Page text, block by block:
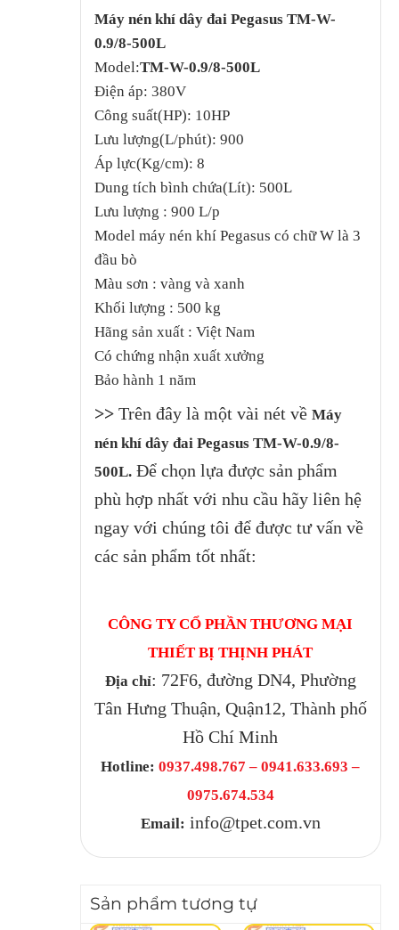
Máy nén khí dây đai Pegasus TM-W-
0.9/8-500L
Model:TM-W-0.9/8-500L
Điện áp: 380V
Công suất(HP): 10HP
Lưu lượng(L/phút): 900
Áp lực(Kg/cm): 8
Dung tích bình chứa(Lít): 500L
Lưu lượng : 900 L/p
Model máy nén khí Pegasus có chữ W là 3
đầu bò
Màu sơn : vàng và xanh
Khối lượng : 500 kg
Hãng sản xuất : Việt Nam
Có chứng nhận xuất xưởng
Bảo hành 1 năm
>>Trên đây là một vài nét về Máy
nén khí dây đai Pegasus TM-W-0.9/8-
500L.Để chọn lựa được sản phẩm
phù hợp nhất với nhu cầu hãy liên hệ
ngay với chúng tôi để được tư vấn về
các sản phẩm tốt nhất:
CÔNG TY CỔ PHẦN THƯƠNG MẠI
THIẾT BỊ THỊNH PHÁT
Địa chỉ: 72F6, đường DN4, Phường
Tân Hưng Thuận, Quận12, Thành phố
Hồ Chí Minh
Hotline: 0937.498.767 – 0941.633.693 –
0975.674.534
Email: info@tpet.com.vn
Sản phẩm tương tự